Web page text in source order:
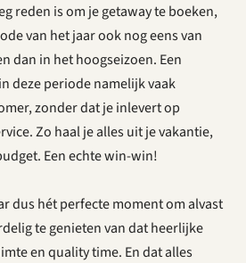
reden is om je getaway te boeken,
van het jaar ook nog eens van
dan in het hoogseizoen. Een
deze periode namelijk vaak
zonder dat je inlevert op
Zo haal je alles uit je vakantie,
Een echte win-win!
dus hét perfecte moment om alvast
te genieten van dat heerlijke
en quality time. En dat alles